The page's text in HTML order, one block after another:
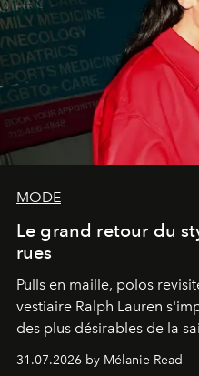
MODE
Le grand retour du
rues
Pulls en maille, polos
vestiaire Ralph Lauren
des plus désirables de la
31.07.2026 by Mélanie Read